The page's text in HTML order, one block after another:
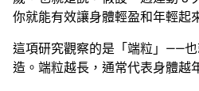
你就能有效讓身體輕盈和年輕起
這項研究觀察的是「端粒」——
造。端粒越長，通常代表身體越